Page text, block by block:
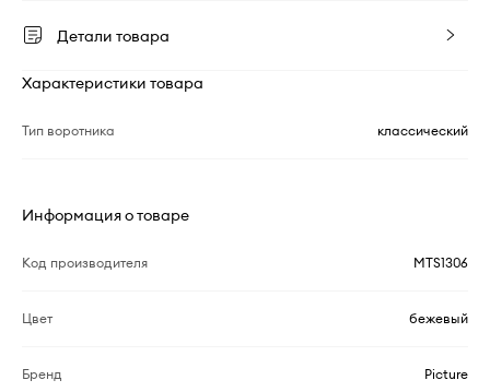
Детали товара
Характеристики товара
Тип воротника классический
Информация о товаре
Код производителя MTS1306
Цвет бежевый
Бренд Picture